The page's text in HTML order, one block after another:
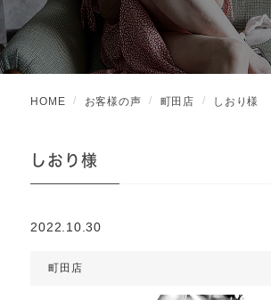
HOME お客様の声 町田店 しおり様
しおり様
2022.10.30
町田店